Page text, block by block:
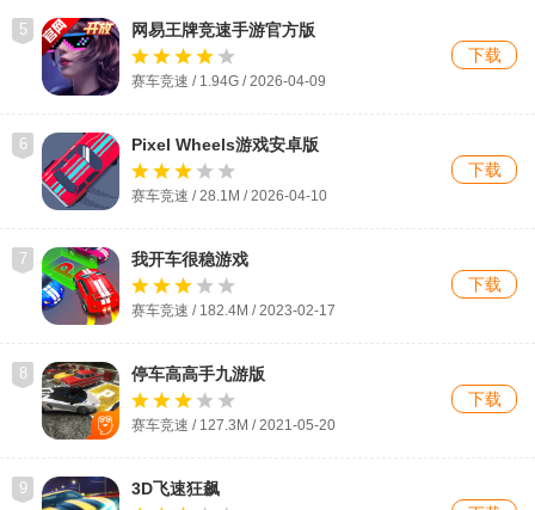
5 网易王牌竞速手游官方版
赛车竞速 / 1.94G / 2026-04-09
下载
6 Pixel Wheels游戏安卓版
赛车竞速 / 28.1M / 2026-04-10
下载
7 我开车很稳游戏
赛车竞速 / 182.4M / 2023-02-17
下载
8 停车高高手九游版
赛车竞速 / 127.3M / 2021-05-20
下载
9
3D飞速狂飙